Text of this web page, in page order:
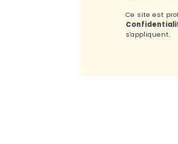
Ce site est
s'appliquent.